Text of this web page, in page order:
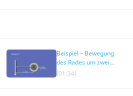
Beispiel – Bewegung
des Rades um zwei
Achsen
(01:34)